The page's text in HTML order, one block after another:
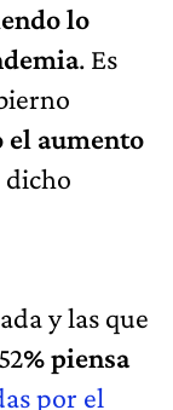
lo
. Es
el aumento
dicho
y las que
% piensa
por el